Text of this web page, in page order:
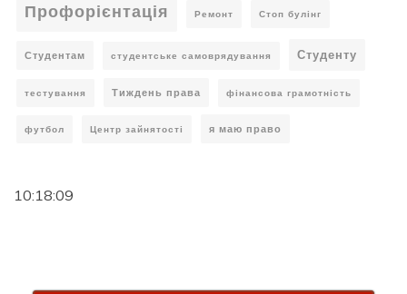
Профорієнтація Ремонт Стоп булінг
Студентам студентське самоврядування Студенту
тестування Тиждень права фінансова грамотність
футбол Центр зайнятості я маю право
10:18:10